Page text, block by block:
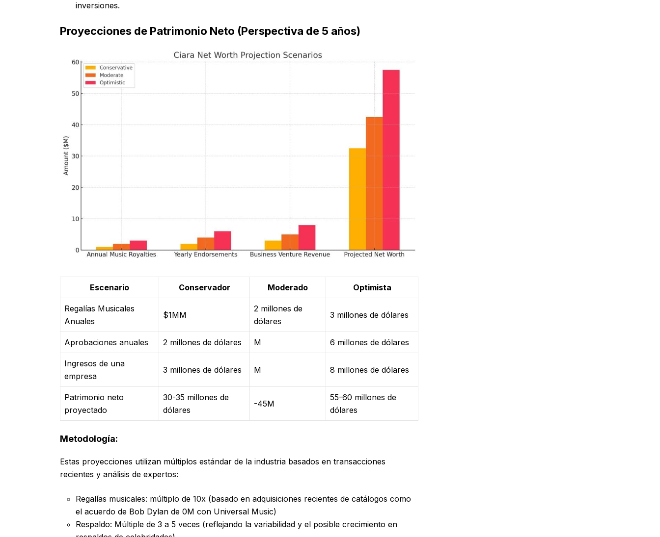
inversiones.
Proyecciones de Patrimonio Neto (Perspectiva de 5 años)
Escenario Conservador Moderado Optimista
Regalías Musicales
Anuales
$1MM
2 millones de
dólares
3 millones de dólares
Aprobaciones anuales 2 millones de dólares M 6 millones de dólares
Ingresos de una
empresa
3 millones de dólares M 8 millones de dólares
Patrimonio neto
proyectado
30-35 millones de
dólares
-45M
55-60 millones de
dólares
Metodología:
Estas proyecciones utilizan múltiplos estándar de la industria basados en transacciones
recientes y análisis de expertos:
Regalías musicales: múltiplo de 10x (basado en adquisiciones recientes de catálogos como
el acuerdo de Bob Dylan de 0M con Universal Music)
Respaldo: Múltiple de 3 a 5 veces (reflejando la variabilidad y el posible crecimiento en